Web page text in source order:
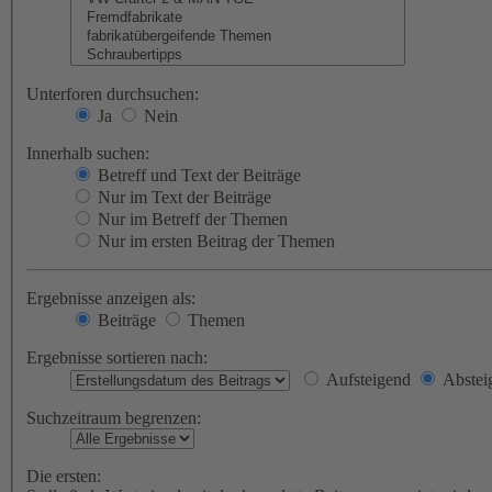
Unterforen durchsuchen:
Ja
Nein
Innerhalb suchen:
Betreff und Text der Beiträge
Nur im Text der Beiträge
Nur im Betreff der Themen
Nur im ersten Beitrag der Themen
Ergebnisse anzeigen als:
Beiträge
Themen
Ergebnisse sortieren nach:
Aufsteigend
Suchzeitraum begrenzen:
Die ersten: